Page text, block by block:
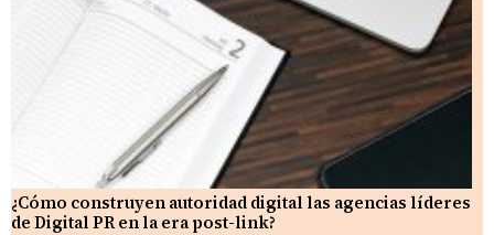
¿Cómo construyen autoridad digital las agencias líderes
de Digital PR en la era post-link?